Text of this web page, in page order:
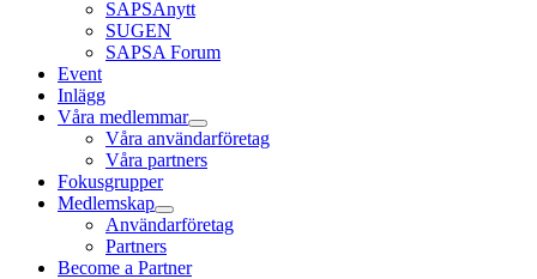
SAPSAnytt
SUGEN
SAPSA Forum
Event
Inlägg
Våra medlemmar
Våra användarföretag
Våra partners
Fokusgrupper
Medlemskap
Användarföretag
Partners
Become a Partner